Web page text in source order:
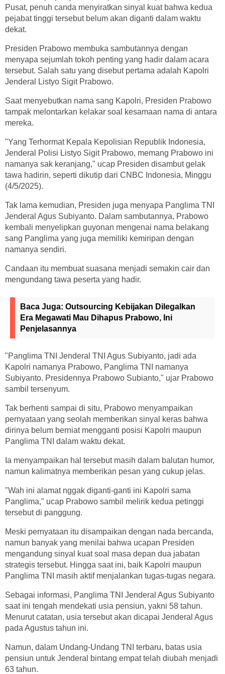
Pusat, penuh canda menyiratkan sinyal kuat bahwa kedua
pejabat tinggi tersebut belum akan diganti dalam waktu
dekat.
Presiden Prabowo membuka sambutannya dengan
menyapa sejumlah tokoh penting yang hadir dalam acara
tersebut. Salah satu yang disebut pertama adalah Kapolri
Jenderal Listyo Sigit Prabowo.
Saat menyebutkan nama sang Kapolri, Presiden Prabowo
tampak melontarkan kelakar soal kesamaan nama di antara
mereka.
"Yang Terhormat Kepala Kepolisian Republik Indonesia,
Jenderal Polisi Listyo Sigit Prabowo, memang Prabowo ini
namanya sak keranjang," ucap Presiden disambut gelak
tawa hadirin, seperti dikutip dari CNBC Indonesia, Minggu
(4/5/2025).
Tak lama kemudian, Presiden juga menyapa Panglima TNI
Jenderal Agus Subiyanto. Dalam sambutannya, Prabowo
kembali menyelipkan guyonan mengenai nama belakang
sang Panglima yang juga memiliki kemiripan dengan
namanya sendiri.
Candaan itu membuat suasana menjadi semakin cair dan
mengundang tawa peserta yang hadir.
Baca Juga: Outsourcing Kebijakan Dilegalkan
Era Megawati Mau Dihapus Prabowo, Ini
Penjelasannya
"Panglima TNI Jenderal TNI Agus Subiyanto, jadi ada
Kapolri namanya Prabowo, Panglima TNI namanya
Subiyanto. Presidennya Prabowo Subianto," ujar Prabowo
sambil tersenyum.
Tak berhenti sampai di situ, Prabowo menyampaikan
pernyataan yang seolah memberikan sinyal keras bahwa
dirinya belum berniat mengganti posisi Kapolri maupun
Panglima TNI dalam waktu dekat.
Ia menyampaikan hal tersebut masih dalam balutan humor,
namun kalimatnya memberikan pesan yang cukup jelas.
"Wah ini alamat nggak diganti-ganti ini Kapolri sama
Panglima," ucap Prabowo sambil melirik kedua petinggi
tersebut di panggung.
Meski pernyataan itu disampaikan dengan nada bercanda,
namun banyak yang menilai bahwa ucapan Presiden
mengandung sinyal kuat soal masa depan dua jabatan
strategis tersebut. Hingga saat ini, baik Kapolri maupun
Panglima TNI masih aktif menjalankan tugas-tugas negara.
Sebagai informasi, Panglima TNI Jenderal Agus Subiyanto
saat ini tengah mendekati usia pensiun, yakni 58 tahun.
Menurut catatan, usia tersebut akan dicapai Jenderal Agus
pada Agustus tahun ini.
Namun, dalam Undang-Undang TNI terbaru, batas usia
pensiun untuk Jenderal bintang empat telah diubah menjadi
63 tahun.